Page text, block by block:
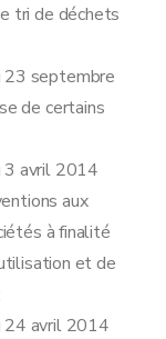
tri de déchets
23 septembre
de certains
3 avril 2014
aux
à finalité
et de
24 avril 2014